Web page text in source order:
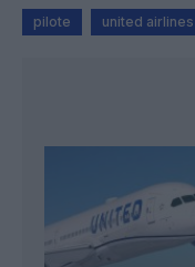
pilote united airlines